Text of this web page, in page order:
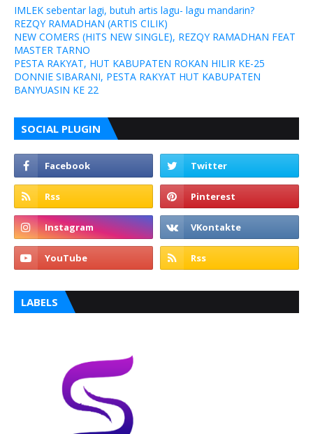
IMLEK sebentar lagi, butuh artis lagu- lagu mandarin?
REZQY RAMADHAN (ARTIS CILIK)
NEW COMERS (HITS NEW SINGLE), REZQY RAMADHAN FEAT
MASTER TARNO
PESTA RAKYAT, HUT KABUPATEN ROKAN HILIR KE-25
DONNIE SIBARANI, PESTA RAKYAT HUT KABUPATEN
BANYUASIN KE 22
SOCIAL PLUGIN
LABELS